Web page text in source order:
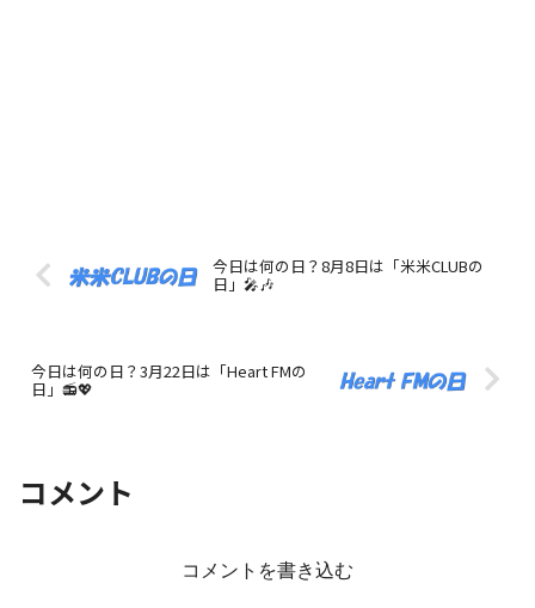
今日は何の日？8月8日は「米米CLUBの
日」🎤🎶
今日は何の日？3月22日は「Heart FMの
日」📻💖
コメント
コメントを書き込む